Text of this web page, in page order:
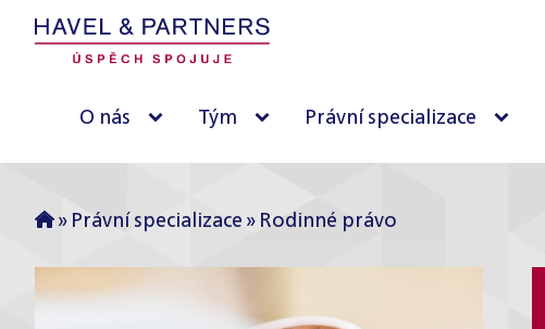
O nás Tým Právní specializace
» Právní specializace » Rodinné právo